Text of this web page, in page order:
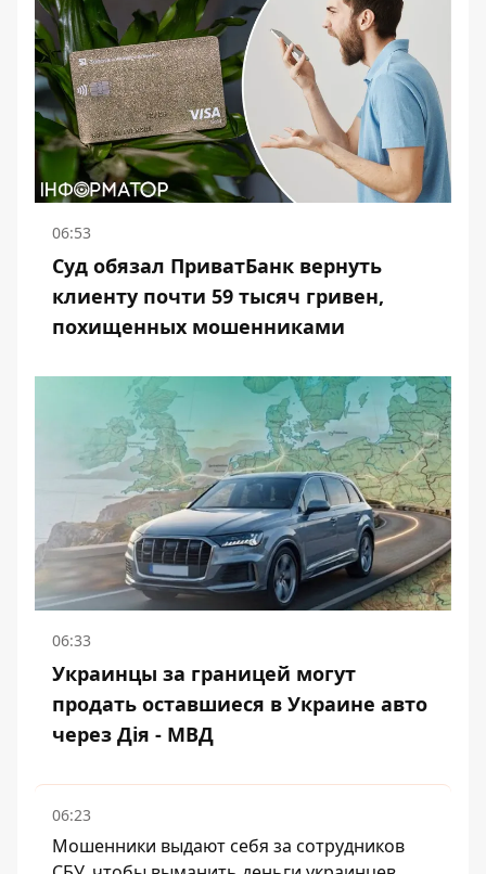
06:53
Суд обязал ПриватБанк вернуть
клиенту почти 59 тысяч гривен,
похищенных мошенниками
06:33
Украинцы за границей могут
продать оставшиеся в Украине авто
через Дія - МВД
06:23
Мошенники выдают себя за сотрудников